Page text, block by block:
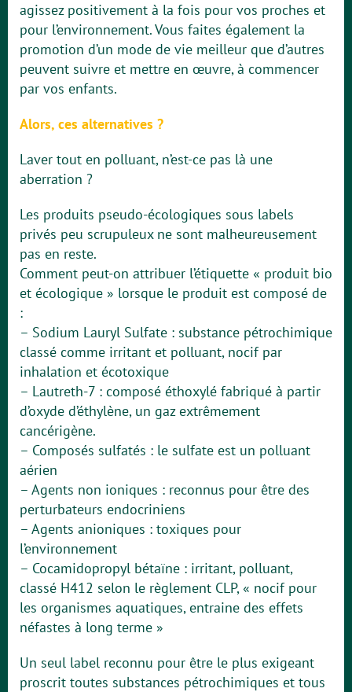
agissez positivement à la fois pour vos proches et
pour l’environnement. Vous faites également la
promotion d’un mode de vie meilleur que d’autres
peuvent suivre et mettre en œuvre, à commencer
par vos enfants.
Alors, ces alternatives ?
Laver tout en polluant, n’est-ce pas là une
aberration ?
Les produits pseudo-écologiques sous labels
privés peu scrupuleux ne sont malheureusement
pas en reste.
Comment peut-on attribuer l’étiquette « produit bio
et écologique » lorsque le produit est composé de
:
– Sodium Lauryl Sulfate : substance pétrochimique
classé comme irritant et polluant, nocif par
inhalation et écotoxique
– Lautreth-7 : composé éthoxylé fabriqué à partir
d’oxyde d’éthylène, un gaz extrêmement
cancérigène.
– Composés sulfatés : le sulfate est un polluant
aérien
– Agents non ioniques : reconnus pour être des
perturbateurs endocriniens
– Agents anioniques : toxiques pour
l’environnement
– Cocamidopropyl bétaïne : irritant, polluant,
classé H412 selon le règlement CLP, « nocif pour
les organismes aquatiques, entraine des effets
néfastes à long terme »
Un seul label reconnu pour être le plus exigeant
proscrit toutes substances pétrochimiques et tous